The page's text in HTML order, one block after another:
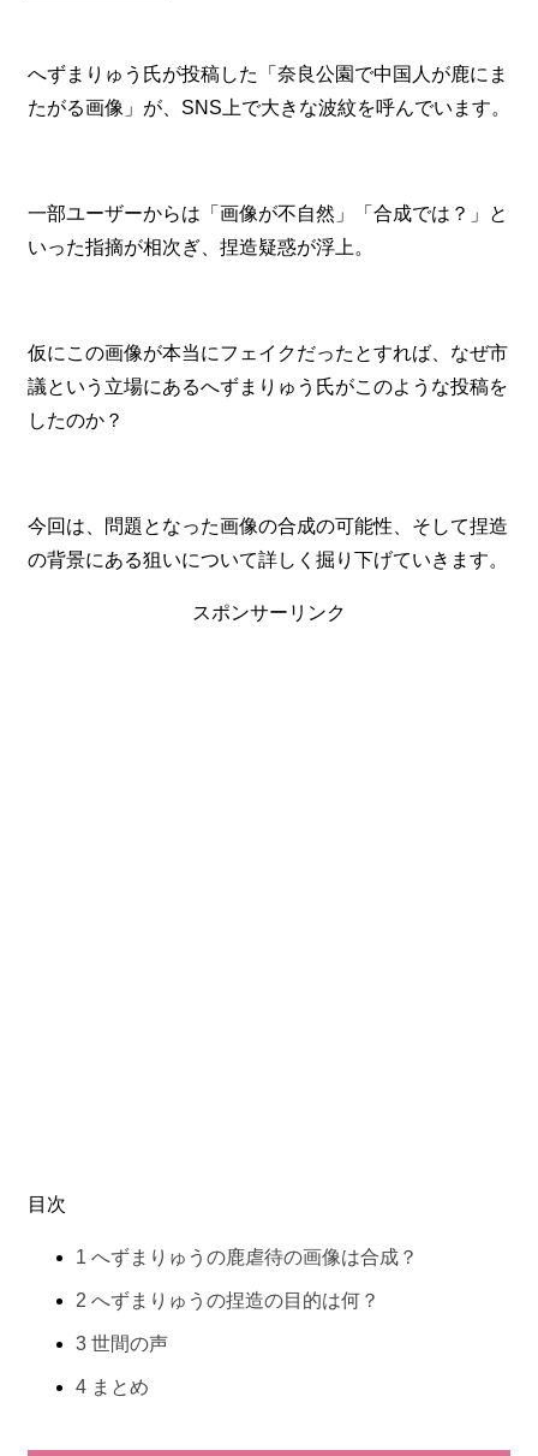
へずまりゅう氏が投稿した「奈良公園で中国人が鹿にま
たがる画像」が、SNS上で大きな波紋を呼んでいます。
一部ユーザーからは「画像が不自然」「合成では？」と
いった指摘が相次ぎ、捏造疑惑が浮上。
仮にこの画像が本当にフェイクだったとすれば、なぜ市
議という立場にあるへずまりゅう氏がこのような投稿を
したのか？
今回は、問題となった画像の合成の可能性、そして捏造
の背景にある狙いについて詳しく掘り下げていきます。
スポンサーリンク
目次
1 へずまりゅうの鹿虐待の画像は合成？
2 へずまりゅうの捏造の目的は何？
3 世間の声
4 まとめ